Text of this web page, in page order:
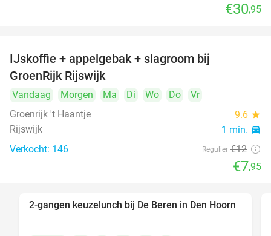
€30,95
IJskoffie + appelgebak + slagroom bij
GroenRijk Rijswijk
Vandaag Morgen Ma Di Wo Do
Vr
Groenrijk 't Haantje
9.6 star
Rijswijk 1 min. directions_car
Verkocht: 146 Regulier €12
€7,95
43%
2-gangen keuzelunch bij De Beren in Den Hoorn